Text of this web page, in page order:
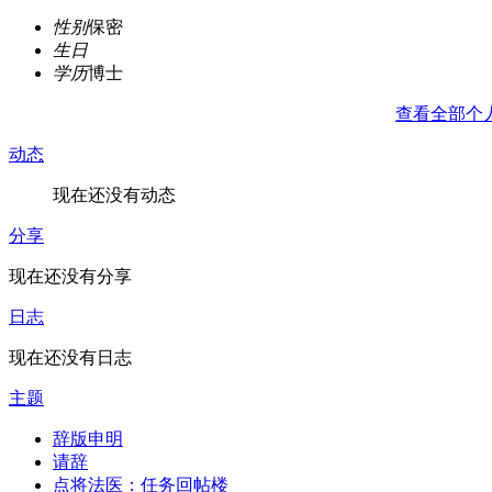
性别保密
生日
学历博士
查看全部个
动态
现在还没有动态
分享
现在还没有分享
日志
现在还没有日志
主题
辞版申明
请辞
点将法医：任务回帖楼